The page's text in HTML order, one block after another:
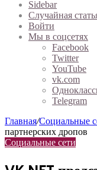
Sidebar
Случайная
Войти
Мы в соцсетях
Facebook
Twitter
YouTube
vk.com
Telegram
Главная/Социальные
партнерских дропов
Социальные сети